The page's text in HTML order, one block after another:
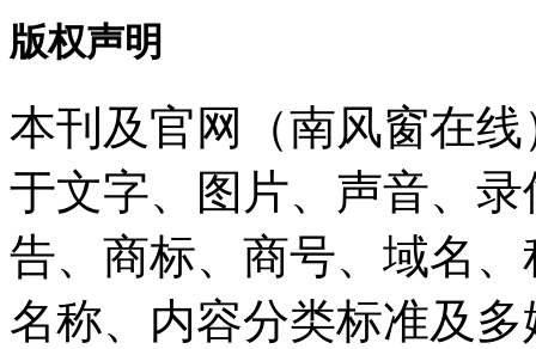
版权声明
本刊及官网（南风窗在
于文字、图片、声音、
告、商标、商号、域名
名称、内容分类标准及